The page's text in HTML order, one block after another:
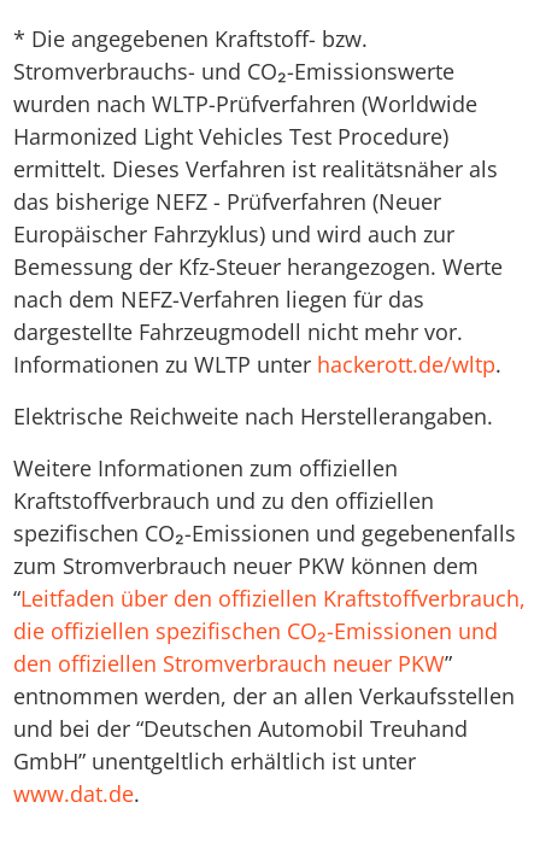
* Die angegebenen Kraftstoff- bzw.
Stromverbrauchs- und CO₂-Emissionswerte
wurden nach WLTP-Prüfverfahren (Worldwide
Harmonized Light Vehicles Test Procedure)
ermittelt. Dieses Verfahren ist realitätsnäher als
das bisherige NEFZ - Prüfverfahren (Neuer
Europäischer Fahrzyklus) und wird auch zur
Bemessung der Kfz-Steuer herangezogen. Werte
nach dem NEFZ-Verfahren liegen für das
dargestellte Fahrzeugmodell nicht mehr vor.
Informationen zu WLTP unter hackerott.de/wltp.
Elektrische Reichweite nach Herstellerangaben.
Weitere Informationen zum offiziellen
Kraftstoffverbrauch und zu den offiziellen
spezifischen CO₂-Emissionen und gegebenenfalls
zum Stromverbrauch neuer PKW können dem
“Leitfaden über den offiziellen Kraftstoffverbrauch,
die offiziellen spezifischen CO₂-Emissionen und
den offiziellen Stromverbrauch neuer PKW”
entnommen werden, der an allen Verkaufsstellen
und bei der “Deutschen Automobil Treuhand
GmbH” unentgeltlich erhältlich ist unter
www.dat.de.